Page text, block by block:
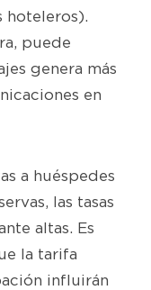
hoteleros).
puede
genera más
en
a huéspedes
las tasas
altas. Es
la tarifa
influirán